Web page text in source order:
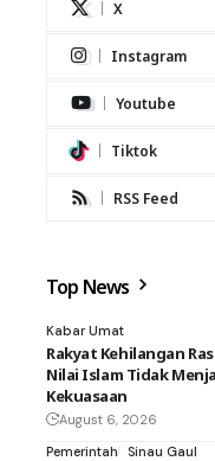
X
Instagram
Youtube
Tiktok
RSS Feed
Top News
Kabar Umat
Rakyat Kehilangan
Nilai Islam Tidak
Kekuasaan
August 6, 2026
Pemerintah
Sinau Gaul